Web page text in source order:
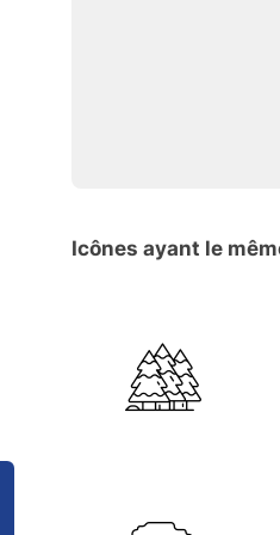
Icônes ayant le